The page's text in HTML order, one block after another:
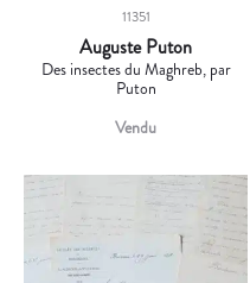
11351
Auguste Puton
Des insectes du Maghreb, par
Puton
Vendu